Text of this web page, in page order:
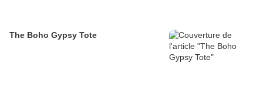
The Boho Gypsy Tote